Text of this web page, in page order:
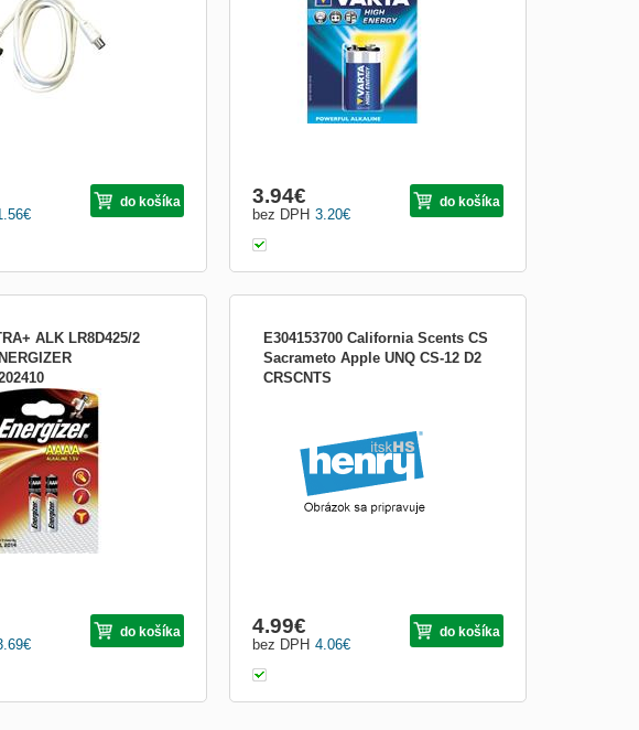
€
do košíka
3.20€
bez DPH
3.94€ do košíka
ALK LR8D425/2
AAAA (LR8D425), balenie
€
do košíka
E304153700 California Scents CS
Sacrameto Apple UNQ CS-12 D2
CRSCNTS
vôňou. Originálny americký osviežovač
vzduchu s pevnou náplňou, v praktickej,
malej plechovke, ktorý prevonia Vaše auto,
byt aj kanceláriu. Súča
4.06€
bez DPH
4.99€ do košíka